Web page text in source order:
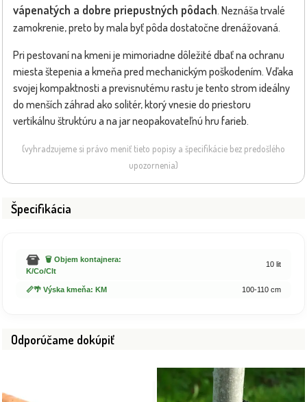
vápenatých a dobre priepustných pôdach. Neznáša trvalé
zamokrenie, preto by mala byť pôda dostatočne drenážovaná.
Pri pestovaní na kmeni je mimoriadne dôležité dbať na ochranu
miesta štepenia a kmeňa pred mechanickým poškodením. Vďaka
svojej kompaktnosti a previsnutému rastu je tento strom ideálny
do menších záhrad ako solitér, ktorý vnesie do priestoru
vertikálnu štruktúru a na jar neopakovateľnú hru farieb.
(vyhradzujeme si právo meniť tieto popisy a špecifikácie bez predošlého
upozornenia)
Špecifikácia
🗑️ Objem kontajnera:
K/Co/Clt
10 lit
📏🌴 Výska kmeňa: KM 100-110 cm
Odporúčame dokúpiť